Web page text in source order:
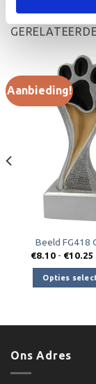
Aanbieding!
Beeld FG418
€8.10 - €10.25
Opties
Ons Adres